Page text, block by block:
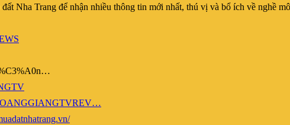
Nha Trang để nhận nhiều thông tin mới nhất, thú vị và bổ ích về nghề